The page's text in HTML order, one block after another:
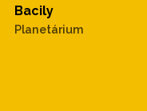
Bacily
Planetárium